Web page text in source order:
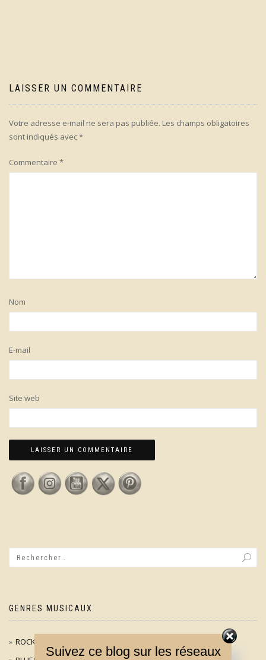
LAISSER UN COMMENTAIRE
Votre adresse e-mail ne sera pas publiée. Les champs obligatoires
sont indiqués avec*
Commentaire *
Nom
E-mail
Site web
GENRES MUSICAUX
ROCK / POP
Suivez ce blog sur les réseaux